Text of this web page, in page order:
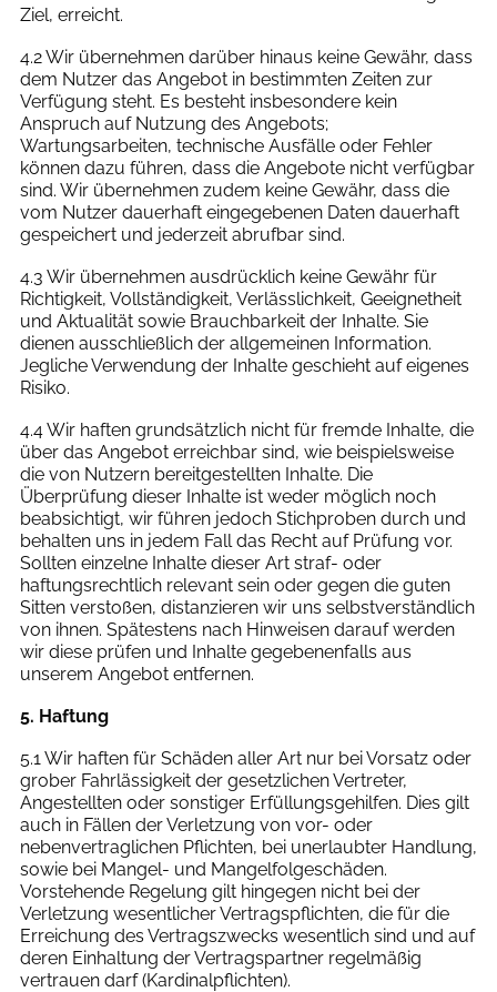
Ziel, erreicht.
4.2 Wir übernehmen darüber hinaus keine Gewähr, dass
dem Nutzer das Angebot in bestimmten Zeiten zur
Verfügung steht. Es besteht insbesondere kein
Anspruch auf Nutzung des Angebots;
Wartungsarbeiten, technische Ausfälle oder Fehler
können dazu führen, dass die Angebote nicht verfügbar
sind. Wir übernehmen zudem keine Gewähr, dass die
vom Nutzer dauerhaft eingegebenen Daten dauerhaft
gespeichert und jederzeit abrufbar sind.
4.3 Wir übernehmen ausdrücklich keine Gewähr für
Richtigkeit, Vollständigkeit, Verlässlichkeit, Geeignetheit
und Aktualität sowie Brauchbarkeit der Inhalte. Sie
dienen ausschließlich der allgemeinen Information.
Jegliche Verwendung der Inhalte geschieht auf eigenes
Risiko.
4.4 Wir haften grundsätzlich nicht für fremde Inhalte, die
über das Angebot erreichbar sind, wie beispielsweise
die von Nutzern bereitgestellten Inhalte. Die
Überprüfung dieser Inhalte ist weder möglich noch
beabsichtigt, wir führen jedoch Stichproben durch und
behalten uns in jedem Fall das Recht auf Prüfung vor.
Sollten einzelne Inhalte dieser Art straf- oder
haftungsrechtlich relevant sein oder gegen die guten
Sitten verstoßen, distanzieren wir uns selbstverständlich
von ihnen. Spätestens nach Hinweisen darauf werden
wir diese prüfen und Inhalte gegebenenfalls aus
unserem Angebot entfernen.
5. Haftung
5.1 Wir haften für Schäden aller Art nur bei Vorsatz oder
grober Fahrlässigkeit der gesetzlichen Vertreter,
Angestellten oder sonstiger Erfüllungsgehilfen. Dies gilt
auch in Fällen der Verletzung von vor- oder
nebenvertraglichen Pflichten, bei unerlaubter Handlung,
sowie bei Mangel- und Mangelfolgeschäden.
Vorstehende Regelung gilt hingegen nicht bei der
Verletzung wesentlicher Vertragspflichten, die für die
Erreichung des Vertragszwecks wesentlich sind und auf
deren Einhaltung der Vertragspartner regelmäßig
vertrauen darf (Kardinalpflichten).